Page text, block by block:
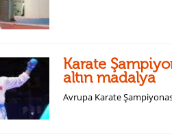
Karate
altın madalya
Avrupa Karate